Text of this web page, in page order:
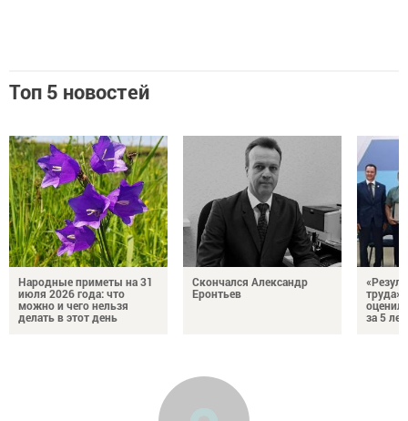
Топ 5 новостей
Народные приметы на 31
июля 2026 года: что
можно и чего нельзя
делать в этот день
Скончался Александр
Еронтьев
за 5 лет